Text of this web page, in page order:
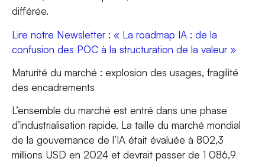
différée.
Lire notre Newsletter : « La roadmap IA : de la
confusion des POC à la structuration de la valeur »
Maturité du marché : explosion des usages, fragilité
des encadrements
L’ensemble du marché est entré dans une phase
d’industrialisation rapide. La taille du marché mondial
de la gouvernance de l’IA était évaluée à 802,3
millions USD en 2024 et devrait passer de 1 086,9